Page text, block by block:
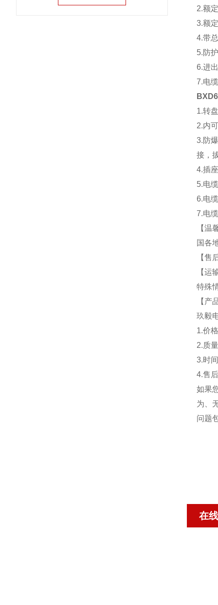
2.额
3.额
4.带
5.防
6.进
7.电
1.转
2.内
3.防
接，
4.插
5.电
6.电
7.电
【温
国各
【售
【运
特殊
【产
玖毅
1.价
2.质
3.时
4.售
如果
为、
问题
在